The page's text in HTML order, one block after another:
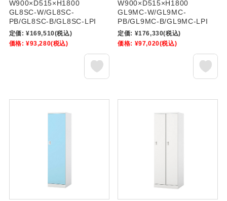
W900×D515×H1800
GL8SC-W/GL8SC-
PB/GL8SC-B/GL8SC-LPI
定価: ¥169,510(税込)
価格: ¥93,280(税込)
W900×D515×H1800
GL9MC-W/GL9MC-
PB/GL9MC-B/GL9MC-LPI
定価: ¥176,330(税込)
価格: ¥97,020(税込)